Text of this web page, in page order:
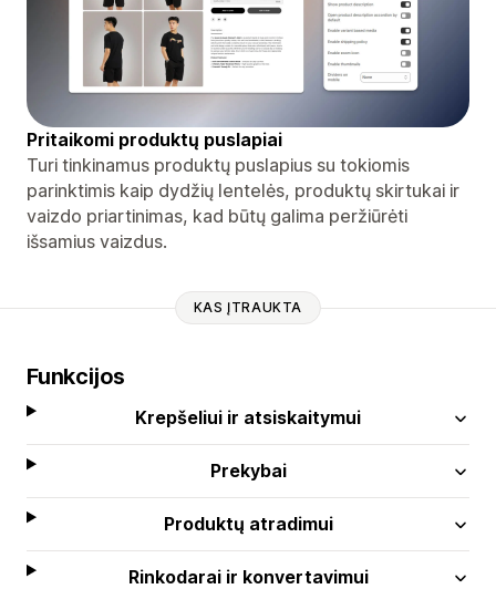
Pritaikomi produktų puslapiai
Turi tinkinamus produktų puslapius su tokiomis
parinktimis kaip dydžių lentelės, produktų skirtukai ir
vaizdo priartinimas, kad būtų galima peržiūrėti
išsamius vaizdus.
KAS ĮTRAUKTA
Funkcijos
Krepšeliui ir atsiskaitymui
Prekybai
Produktų atradimui
Rinkodarai ir konvertavimui